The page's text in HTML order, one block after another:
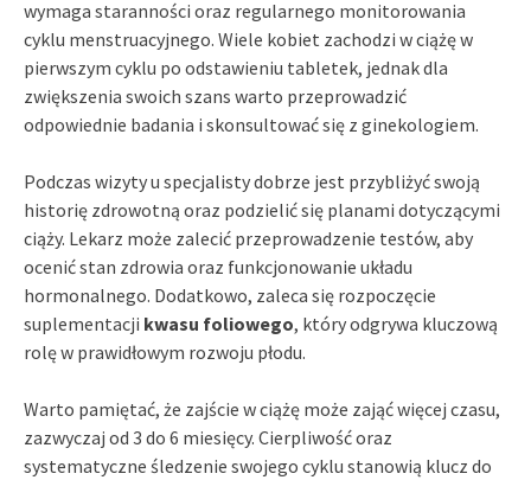
wymaga staranności oraz regularnego monitorowania
cyklu menstruacyjnego. Wiele kobiet zachodzi w ciążę w
pierwszym cyklu po odstawieniu tabletek, jednak dla
zwiększenia swoich szans warto przeprowadzić
odpowiednie badania i skonsultować się z ginekologiem.
Podczas wizyty u specjalisty dobrze jest przybliżyć swoją
historię zdrowotną oraz podzielić się planami dotyczącymi
ciąży. Lekarz może zalecić przeprowadzenie testów, aby
ocenić stan zdrowia oraz funkcjonowanie układu
hormonalnego. Dodatkowo, zaleca się rozpoczęcie
suplementacji kwasu foliowego, który odgrywa kluczową
rolę w prawidłowym rozwoju płodu.
Warto pamiętać, że zajście w ciążę może zająć więcej czasu,
zazwyczaj od 3 do 6 miesięcy. Cierpliwość oraz
systematyczne śledzenie swojego cyklu stanowią klucz do